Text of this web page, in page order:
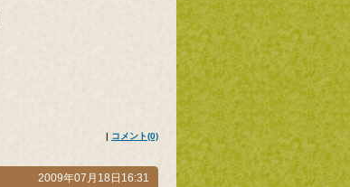
| コメント(0)
2009年07月18日16:31